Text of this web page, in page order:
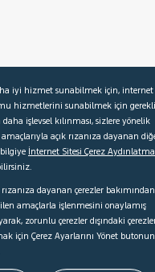
Hakkımızda
Faydalı Bağlantılar
iyi hizmet sunabilmek için, internet
hizmetlerini sunabilmek için gerekli
işlevsel kılınması, sizlere yönelik
açık rızanıza dayanan
İnternet Sitesi Çerez Aydınlatma
dayanan çerezler bakımından
amaçlarla işlenmesini onaylamış
zorunlu çerezler dışındaki
için Çerez Ayarlarını Yönet